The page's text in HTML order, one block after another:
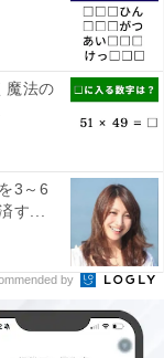
魔法の
3～6
す...
by